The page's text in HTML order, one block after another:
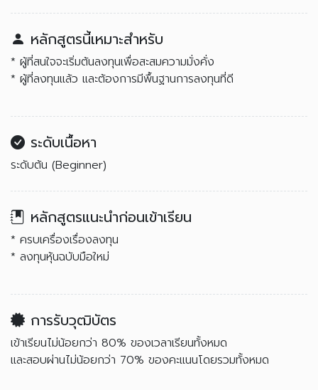
หลักสูตรนี้เหมาะสำหรับ
* ผู้ที่สนใจจะเริ่มต้นลงทุนเพื่อสะสมความมั่งคั่ง
* ผู้ที่ลงทุนแล้ว และต้องการมีพื้นฐานการลงทุนที่ดี
ระดับเนื้อหา
ระดับต้น (Beginner)
หลักสูตรแนะนำก่อนเข้าเรียน
* ครบเครื่องเรื่องลงทุน
* ลงทุนหุ้นฉบับมือใหม่
การรับวุฒิบัตร
เข้าเรียนไม่น้อยกว่า 80% ของเวลาเรียนทั้งหมด
และสอบผ่านไม่น้อยกว่า 70% ของคะแนนโดยรวมทั้งหมด